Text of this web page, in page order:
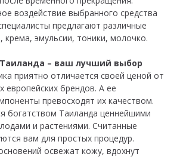
воздействие выбранного средства
предлагают различные
крема, эмульсии, тоники, молочко.
– ваш лучший выбор
приятно отличается своей ценой от
европейских брендов. А ее
превосходят их качеством.
богатством Таиланда ценнейшими
и растениями. Считанные
вам для простых процедур.
освежат кожу, вдохнут